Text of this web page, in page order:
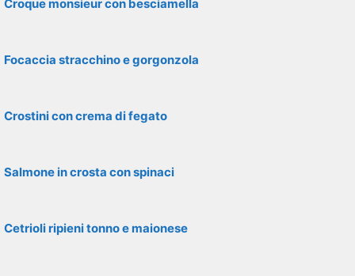
Croque monsieur con besciamella
Focaccia stracchino e gorgonzola
Crostini con crema di fegato
Salmone in crosta con spinaci
Cetrioli ripieni tonno e maionese